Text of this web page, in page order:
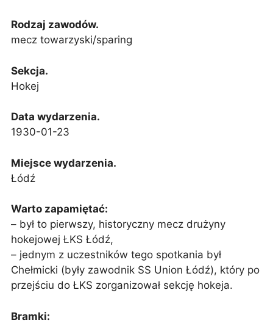
Rodzaj zawodów.
mecz towarzyski/sparing
Sekcja.
Hokej
Data wydarzenia.
1930-01-23
Miejsce wydarzenia.
Łódź
Warto zapamiętać:
– był to pierwszy, historyczny mecz drużyny
hokejowej ŁKS Łódź,
– jednym z uczestników tego spotkania był
Chełmicki (były zawodnik SS Union Łódź), który po
przejściu do ŁKS zorganizował sekcję hokeja.
Bramki: